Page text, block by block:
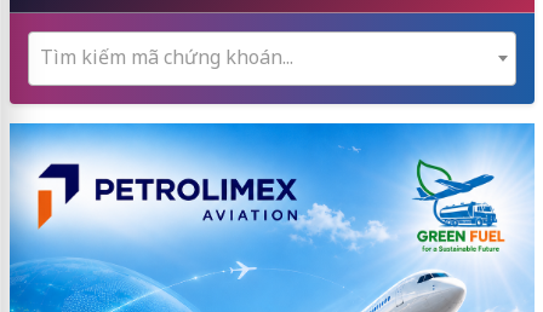
Tìm kiếm mã chứng khoán...